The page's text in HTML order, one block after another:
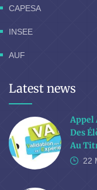
CAPESA
INSEE
AUF
Latest news
Appel
Des
Au
22